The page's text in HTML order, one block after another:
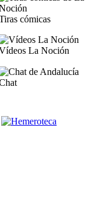
cómicas
La Noción